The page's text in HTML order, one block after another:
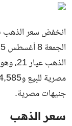
انخفض سعر الذهب
جنيهات مصرية.
سعر الذهب